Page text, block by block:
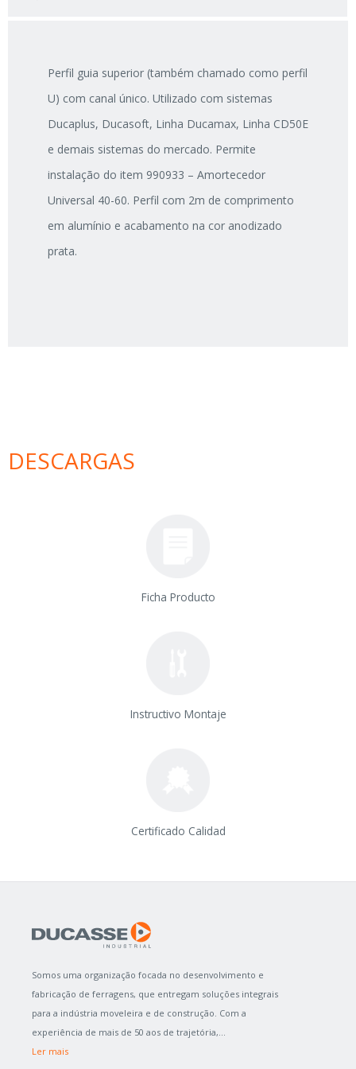
Perfil guia superior (também chamado como perfil
U) com canal único. Utilizado com sistemas
Ducaplus, Ducasoft, Linha Ducamax, Linha CD50E
e demais sistemas do mercado. Permite
instalação do item 990933 – Amortecedor
Universal 40-60. Perfil com 2m de comprimento
em alumínio e acabamento na cor anodizado
prata.
DESCARGAS
Ficha Producto
Instructivo Montaje
Certificado Calidad
Somos uma organização focada no desenvolvimento e
fabricação de ferragens, que entregam soluções integrais
para a indústria moveleira e de construção. Com a
experiência de mais de 50 aos de trajetória,...
Ler mais